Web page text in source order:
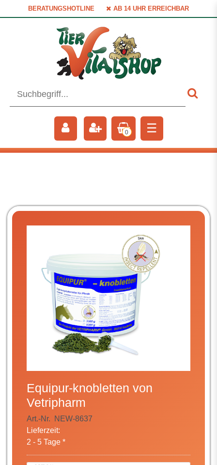
BERATUNGSHOTLINE AB 14 UHR ERREICHBAR
0 ☰
Equipur-knobletten von
Vetripharm
Art.-Nr.
NEW-8637
Lieferzeit:
2 - 5 Tage *